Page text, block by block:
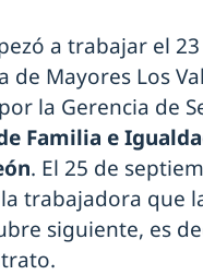
a trabajar el
de Mayores Los
la Gerencia de
Familia e
. El 25 de
trabajadora que
siguiente, es